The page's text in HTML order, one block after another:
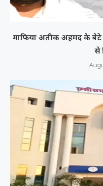
माफिया अतीक अहमद के बेटे
से